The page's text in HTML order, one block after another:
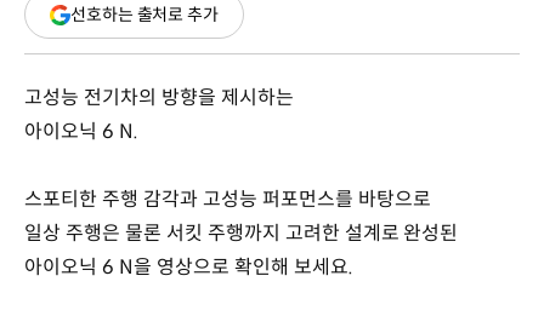
선호하는 출처로 추가(새
창
고성능 전기차의 방향을 제시하는
아이오닉 6 N.
스포티한 주행 감각과 고성능 퍼포먼스를 바탕으로
일상 주행은 물론 서킷 주행까지 고려한 설계로 완성된
아이오닉 6 N을 영상으로 확인해 보세요.